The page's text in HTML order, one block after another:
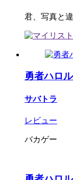
君、写真と
勇者ハロ
サバトラ
レビュー
バカゲー